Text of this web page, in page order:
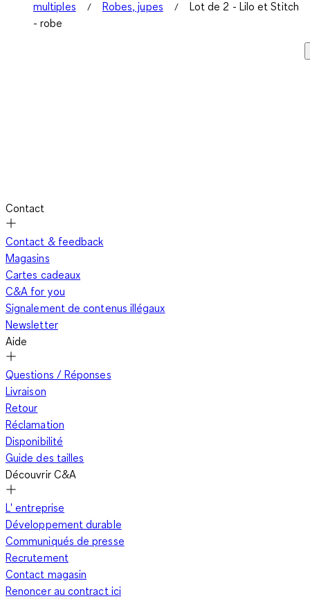
multiples Robes, jupes
Lot de 2 - Lilo et Stitch
- robe
Contact
Contact & feedback
Magasins
Cartes cadeaux
C&A for you
Signalement de contenus illégaux
Newsletter
Aide
Questions / Réponses
Livraison
Retour
Réclamation
Disponibilité
Guide des tailles
Découvrir C&A
L' entreprise
Développement durable
Communiqués de presse
Recrutement
Contact magasin
Renoncer au contract ici